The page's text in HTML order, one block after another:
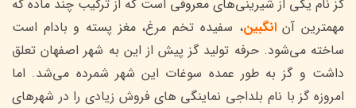
گز نام یکی از شیرینی‌های معروفی است که از ترکیب چند ماده که
مهمترین آنانگبین، سفیده تخم مرغ، مغز پسته و بادام است
ساخته می‌شود. حرفه تولید گز پیش از این به شهر اصفهان تعلق
داشت و گز به طور عمده سوغات این شهر شمرده می‌شد. اما
امروزه گز با نام بلداجی نماینگی های فروش زیادی را در شهر‌های